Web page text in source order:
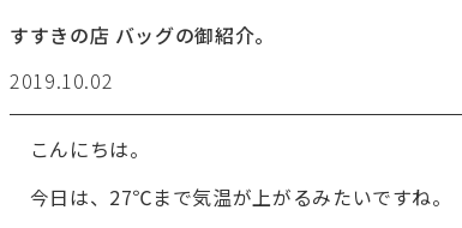
すすきの店 バッグの御紹介。
2019.10.02
こんにちは。
今日は、27℃まで気温が上がるみたいですね。